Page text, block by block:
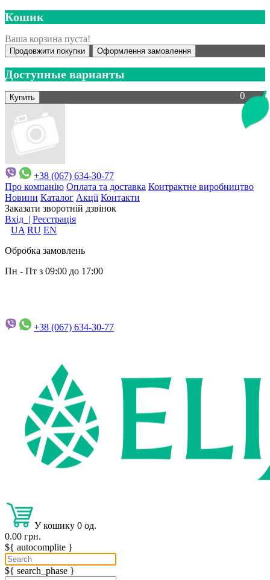
Кошик
Ваша корзина пуста!
Продовжити покупки Оформлення замовлення
0
Доступные варианты
+38 (067) 634-30-77
Про компанію Оплата та доставка Контрактне виробництво
Новини Каталог Акції Контакти
Заказати зворотній дзвінок
Вхід | Реєстрація
UA RU EN
Обробка замовлень
Пн - Пт з 09:00 до 17:00
+38 (067) 634-30-77
У кошику 0 од.
0.00 грн.
${ autocomplite }
${ search_phase }